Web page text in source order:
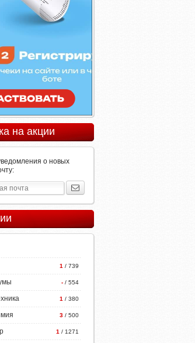
на акции
о новых
1 / 739
- / 554
1 / 380
3 / 500
1 / 1271